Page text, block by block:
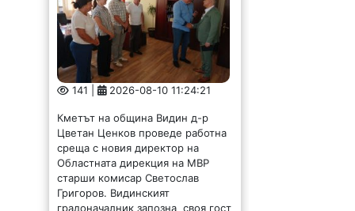
141 | 2026-08-10 11:24:21
Кметът на община Видин д-р
Цветан Ценков проведе работна
среща с новия директор на
Областната дирекция на МВР
старши комисар Светослав
Григоров. Видинският
градоначалник запозна своя гост